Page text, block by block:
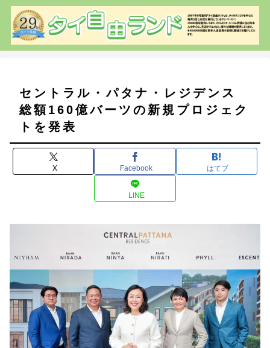
セントラル・パタナ・レジデンス
総額160億バーツの新規プロジェク
トを発表
X Facebook はてブ
LINE